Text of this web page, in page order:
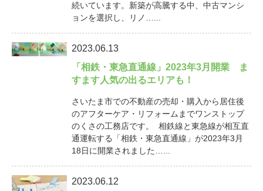
続いています。新築が高騰する中、中古マンシ
ョンを選択し、リノ…...
2023.06.13
「相鉄・東急直通線」2023年3月開業 ま
すます人気の出るエリアも！
さいたま市での不動産の売却・購入から居住後
のアフターケア・リフォームまでワンストップ
のくさの工務店です。 相鉄線と東急線が相互直
通運転する「相鉄・東急直通線」が2023年3月
18日に開業されました…...
2023.06.12